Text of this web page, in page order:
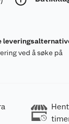
ved å søke på